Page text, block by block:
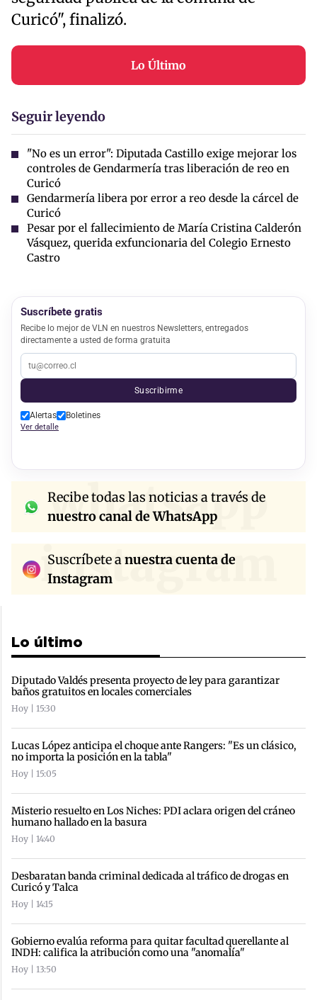
Curicó", finalizó.
Lo Último
Seguir leyendo
"No es un error": Diputada Castillo exige mejorar los
controles de Gendarmería tras liberación de reo en
Curicó
Gendarmería libera por error a reo desde la cárcel de
Curicó
Pesar por el fallecimiento de María Cristina Calderón
Vásquez, querida exfuncionaria del Colegio Ernesto
Castro
Suscríbete gratis
Recibe lo mejor de VLN en nuestros Newsletters, entregados
directamente a usted de forma gratuita
Suscribirme
Alertas Boletines
Ver detalle
whatsapp
Recibe todas las noticias a través de
nuestro canal de WhatsApp
instagram
Suscríbete anuestra cuenta de
Instagram
Lo último
Diputado Valdés presenta proyecto de ley para garantizar
baños gratuitos en locales comerciales
Hoy | 15:30
Lucas López anticipa el choque ante Rangers: "Es un clásico,
no importa la posición en la tabla"
Hoy | 15:05
Misterio resuelto en Los Niches: PDI aclara origen del cráneo
humano hallado en la basura
Hoy | 14:40
Desbaratan banda criminal dedicada al tráfico de drogas en
Curicó y Talca
Hoy | 14:15
Gobierno evalúa reforma para quitar facultad querellante al
INDH: califica la atribución como una "anomalía"
Hoy | 13:50